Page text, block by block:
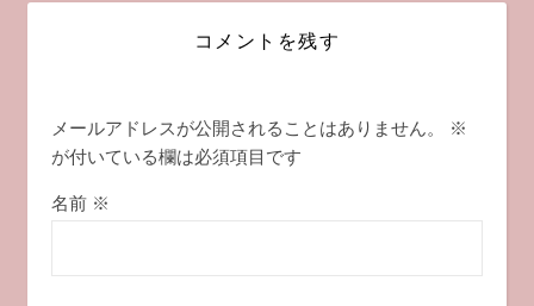
コメントを残す
メールアドレスが公開されることはありません。
※
が付いている欄は必須項目です
名前 ※